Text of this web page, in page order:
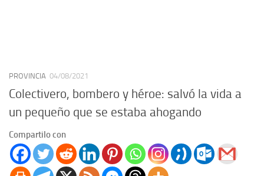
PROVINCIA 04/08/2021
Colectivero, bombero y héroe: salvó la vida a
un pequeño que se estaba ahogando
Compartilo con